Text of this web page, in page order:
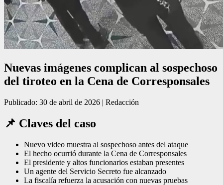
Nuevas imágenes complican al sospechoso
del tiroteo en la Cena de Corresponsales
Publicado: 30 de abril de 2026 | Redacción
📌 Claves del caso
Nuevo video muestra al sospechoso antes del ataque
El hecho ocurrió durante la Cena de Corresponsales
El presidente y altos funcionarios estaban presentes
Un agente del Servicio Secreto fue alcanzado
La fiscalía refuerza la acusación con nuevas pruebas